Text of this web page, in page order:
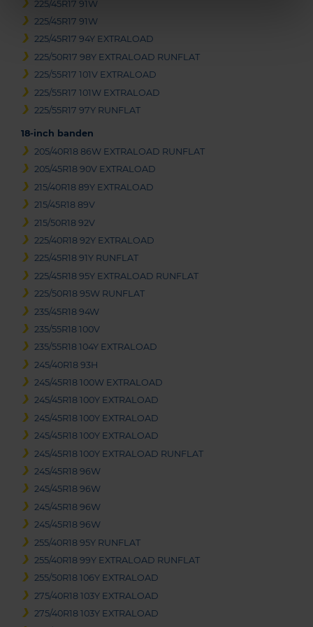
225/45R17 91W
225/45R17 91W
225/45R17 94Y EXTRALOAD
225/50R17 98Y EXTRALOAD RUNFLAT
225/55R17 101V EXTRALOAD
225/55R17 101W EXTRALOAD
225/55R17 97Y RUNFLAT
18-inch banden
205/40R18 86W EXTRALOAD RUNFLAT
205/45R18 90V EXTRALOAD
215/40R18 89Y EXTRALOAD
215/45R18 89V
215/50R18 92V
225/40R18 92Y EXTRALOAD
225/45R18 91Y RUNFLAT
225/45R18 95Y EXTRALOAD RUNFLAT
225/50R18 95W RUNFLAT
235/45R18 94W
235/55R18 100V
235/55R18 104Y EXTRALOAD
245/40R18 93H
245/45R18 100W EXTRALOAD
245/45R18 100Y EXTRALOAD
245/45R18 100Y EXTRALOAD
245/45R18 100Y EXTRALOAD
245/45R18 100Y EXTRALOAD RUNFLAT
245/45R18 96W
245/45R18 96W
245/45R18 96W
245/45R18 96W
255/40R18 95Y RUNFLAT
255/40R18 99Y EXTRALOAD RUNFLAT
255/50R18 106Y EXTRALOAD
275/40R18 103Y EXTRALOAD
275/40R18 103Y EXTRALOAD